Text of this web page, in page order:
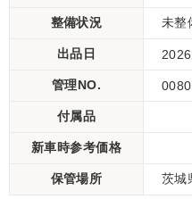
整備状況 未整
出品日
管理NO.
付属品
新車時参考価格
保管場所 茨城